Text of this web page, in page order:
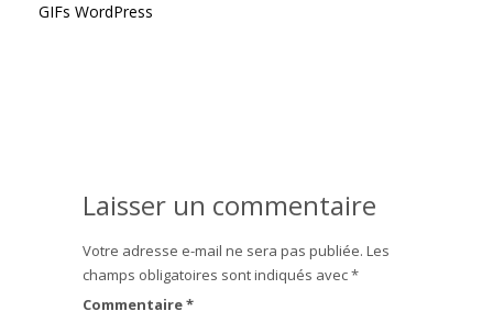
GIFs WordPress
Laisser un commentaire
Votre adresse e-mail ne sera pas publiée. Les
champs obligatoires sont indiqués avec*
Commentaire*